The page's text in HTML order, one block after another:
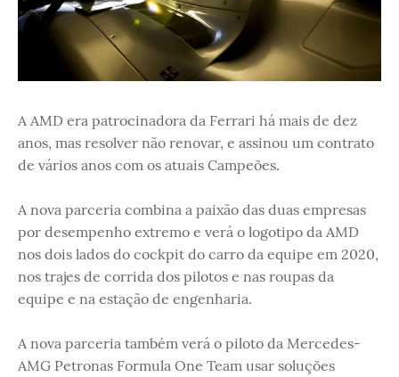
A AMD era patrocinadora da Ferrari há mais de dez
anos, mas resolver não renovar, e assinou um contrato
de vários anos com os atuais Campeões.
A nova parceria combina a paixão das duas empresas
por desempenho extremo e verá o logotipo da AMD
nos dois lados do cockpit do carro da equipe em 2020,
nos trajes de corrida dos pilotos e nas roupas da
equipe e na estação de engenharia.
A nova parceria também verá o piloto da Mercedes-
AMG Petronas Formula One Team usar soluções